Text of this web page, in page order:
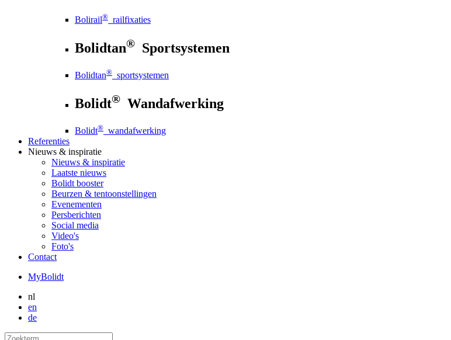
Bolirail® railfixaties
Bolidtan® Sportsystemen
Bolidtan® sportsystemen
Bolidt® Wandafwerking
Bolidt® wandafwerking
Referenties
Nieuws & inspiratie
Nieuws & inspiratie
Laatste nieuws
Bolidt booster
Beurzen & tentoonstellingen
Evenementen
Persberichten
Social media
Video's
Foto's
Contact
MyBolidt
nl
en
de